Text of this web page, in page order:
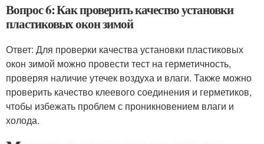
Вопрос 6: Как проверить качество установки
пластиковых окон зимой
Ответ: Для проверки качества установки пластиковых
окон зимой можно провести тест на герметичность,
проверяя наличие утечек воздуха и влаги. Также можно
проверить качество клеевого соединения и герметиков,
чтобы избежать проблем с проникновением влаги и
холода.